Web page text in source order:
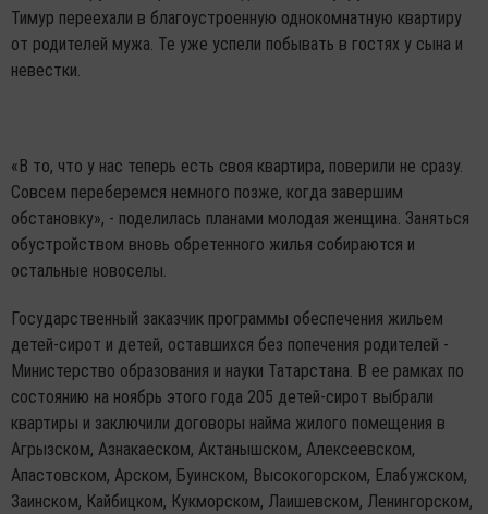
Тимур переехали в благоустроенную однокомнатную квартиру
от родителей мужа. Те уже успели побывать в гостях у сына и
невестки.
«В то, что у нас теперь есть своя квартира, поверили не сразу.
Совсем переберемся немного позже, когда завершим
обстановку», - поделилась планами молодая женщина. Заняться
обустройством вновь обретенного жилья собираются и
остальные новоселы.
Государственный заказчик программы обеспечения жильем
детей-сирот и детей, оставшихся без попечения родителей -
Министерство образования и науки Татарстана. В ее рамках по
состоянию на ноябрь этого года 205 детей-сирот выбрали
квартиры и заключили договоры найма жилого помещения в
Агрызском, Азнакаеском, Актанышском, Алексеевском,
Апастовском, Арском, Буинском, Высокогорском, Елабужском,
Заинском, Кайбицком, Кукморском, Лаишевском, Ленингорском,